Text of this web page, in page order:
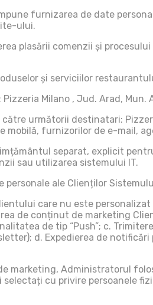
furnizarea de date
ului.
plasării comenzii și
și serviciilor
Milano , Jud. Arad, Mun.
următorii destinatari:
mobilă, furnizorilor de e-mail,
separat, explicit
sau utilizarea sistemului IT.
ale Clienților
care nu este
de conținut de marketing
de tip “Push”; c.
d. Expedierea de
marketing, Administratorul
cu privire persoanele